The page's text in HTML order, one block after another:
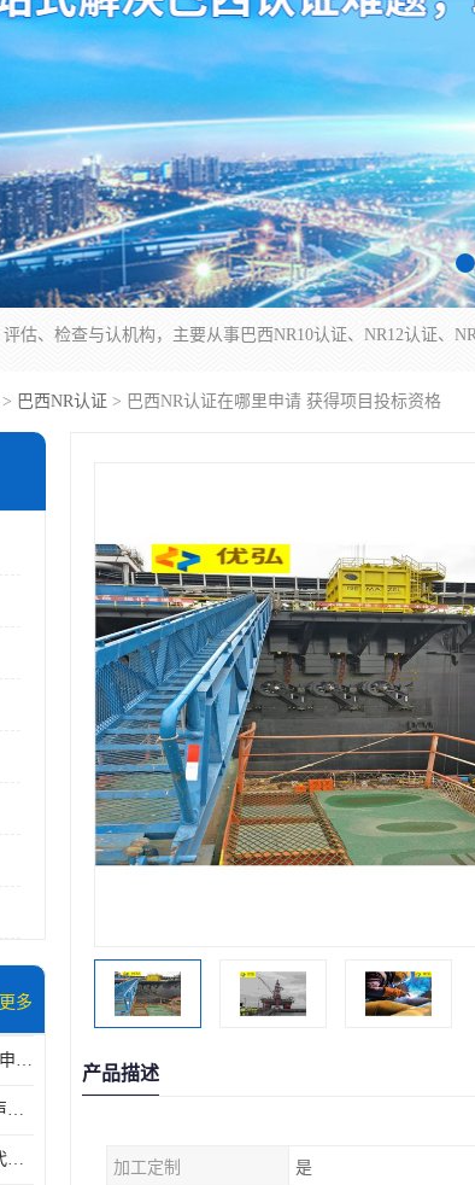
> 巴西NR认证 > 巴西NR认证在哪里申请 获得项目投标资格
更多
巴西 RETIE 认证照明灯具申请 RETIE 认证
巴西认证申请工业设备噪声控制认证规范
巴西认证申请生产线设备代理机构选择
产品描述
加工定制 是